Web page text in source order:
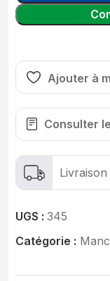
Ajouter à
Consulter
UGS : 345
Catégorie :